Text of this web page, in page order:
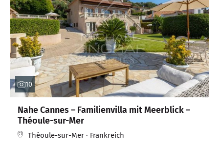
10
Nahe Cannes – Familienvilla mit Meerblick –
Théoule-sur-Mer
Théoule-sur-Mer · Frankreich